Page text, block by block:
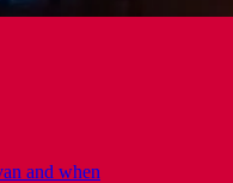
and when